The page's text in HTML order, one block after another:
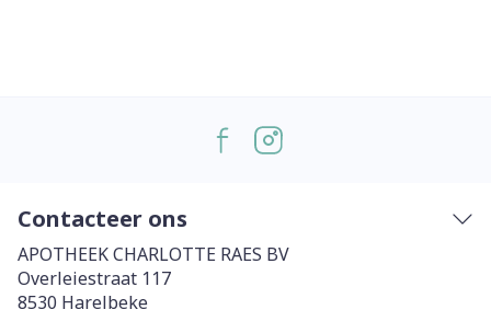
Contacteer ons
APOTHEEK CHARLOTTE RAES BV
Overleiestraat 117
8530 Harelbeke